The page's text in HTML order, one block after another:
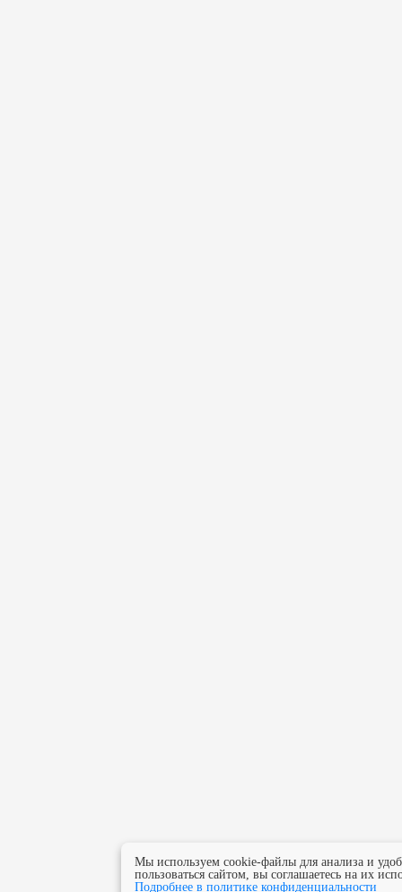
Мы используем cookie-файлы для анализа и
пользоваться сайтом, вы соглашаетесь на их
Подробнее в политике конфиденциальности